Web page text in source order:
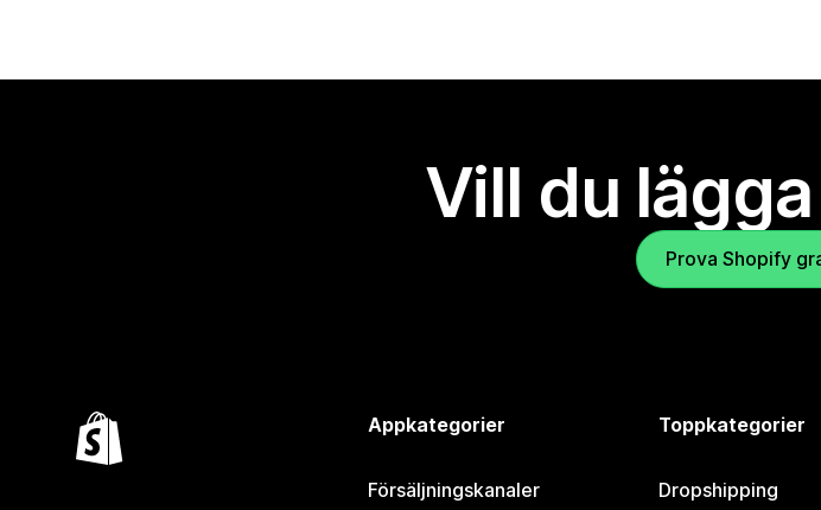
Vill du
Prova Shopify
Appkategorier
Försäljningskanaler
Toppkategorier
Dropshipping